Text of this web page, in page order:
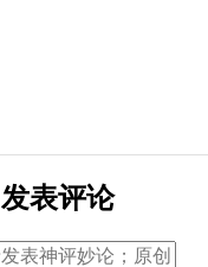
发表评论